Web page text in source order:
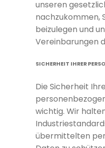
unseren
nachzukommen,
beizulegen und
Vereinbarungen
SICHERHEIT IHRER
Die Sicherheit
wichtig. Wir
übermittelten